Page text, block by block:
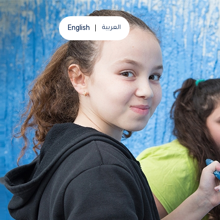
English العربية